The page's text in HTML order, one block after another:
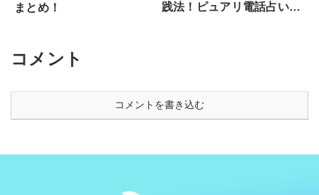
まとめ！
践法！ピュアリ電話占い体
コメント
コメントを書き込む